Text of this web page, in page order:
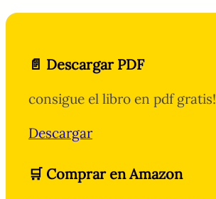
📄 Descargar PDF
consigue el libro en pdf gratis!
Descargar
🛒 Comprar en Amazon